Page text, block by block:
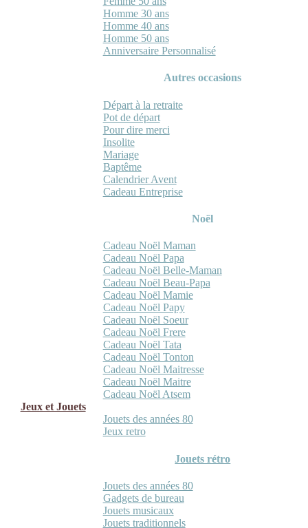
Homme 30 ans
Homme 40 ans
Homme 50 ans
Anniversaire Personnalisé
Autres occasions
Départ à la retraite
Pot de départ
Pour dire merci
Insolite
Mariage
Baptême
Calendrier Avent
Cadeau Entreprise
Noël
Cadeau Noël Maman
Cadeau Noël Papa
Cadeau Noël Belle-Maman
Cadeau Noël Beau-Papa
Cadeau Noël Mamie
Cadeau Noël Papy
Cadeau Noël Soeur
Cadeau Noël Frere
Cadeau Noël Tata
Cadeau Noël Tonton
Cadeau Noël Maitresse
Cadeau Noël Maitre
Cadeau Noël Atsem
Jeux et Jouets
Jouets des années 80
Jeux retro
Jouets rétro
Jouets des années 80
Gadgets de bureau
Jouets musicaux
Jouets traditionnels